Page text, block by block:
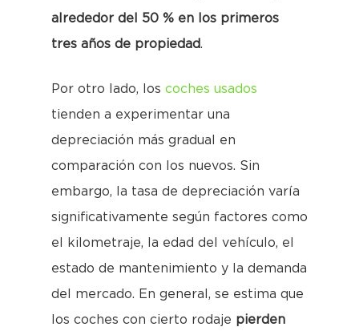
alrededor del 50 % en los primeros
tres años de propiedad.
Por otro lado, los coches usados
tienden a experimentar una
depreciación más gradual en
comparación con los nuevos. Sin
embargo, la tasa de depreciación varía
significativamente según factores como
el kilometraje, la edad del vehículo, el
estado de mantenimiento y la demanda
del mercado. En general, se estima que
los coches con cierto rodaje pierden